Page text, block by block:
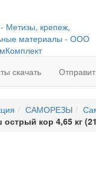
скачать
САМОРЕЗЫ
кор 4,65 кг